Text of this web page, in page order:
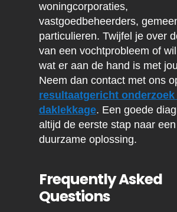
woningcorporaties,
vastgoedbeheerders,
particulieren. Twijfel je over
van een vochtprobleem of
wat er aan de hand is met
Neem dan contact met ons
resultaatgericht onderzoek
daklekkage. Een goede
altijd de eerste stap naar een
duurzame oplossing.
Frequently Asked
Questions